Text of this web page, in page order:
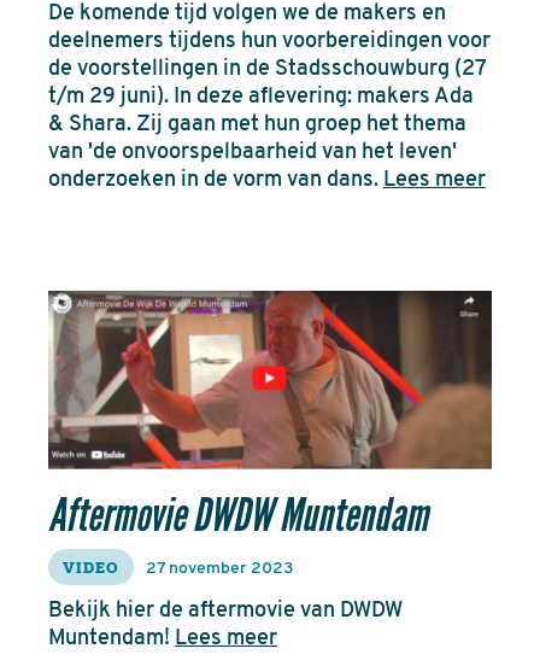
De komende tijd volgen we de makers en
deelnemers tijdens hun voorbereidingen voor
de voorstellingen in de Stadsschouwburg (27
t/m 29 juni). In deze aflevering: makers Ada
& Shara. Zij gaan met hun groep het thema
van 'de onvoorspelbaarheid van het leven'
onderzoeken in de vorm van dans. Lees meer
Aftermovie DWDW Muntendam
VIDEO 27 november 2023
Bekijk hier de aftermovie van DWDW
Muntendam! Lees meer